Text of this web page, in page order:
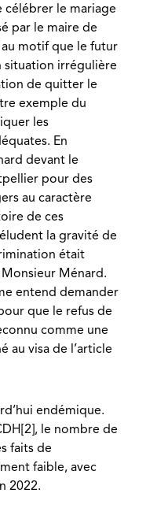
célébrer le mariage
par le maire de
motif que le futur
situation irrégulière
de quitter le
exemple du
les
En
devant le
pour des
au caractère
de ces
la gravité de
était
Ménard.
entend demander
que le refus de
comme une
au visa de l’article
endémique.
le nombre de
faits de
faible, avec
2022.